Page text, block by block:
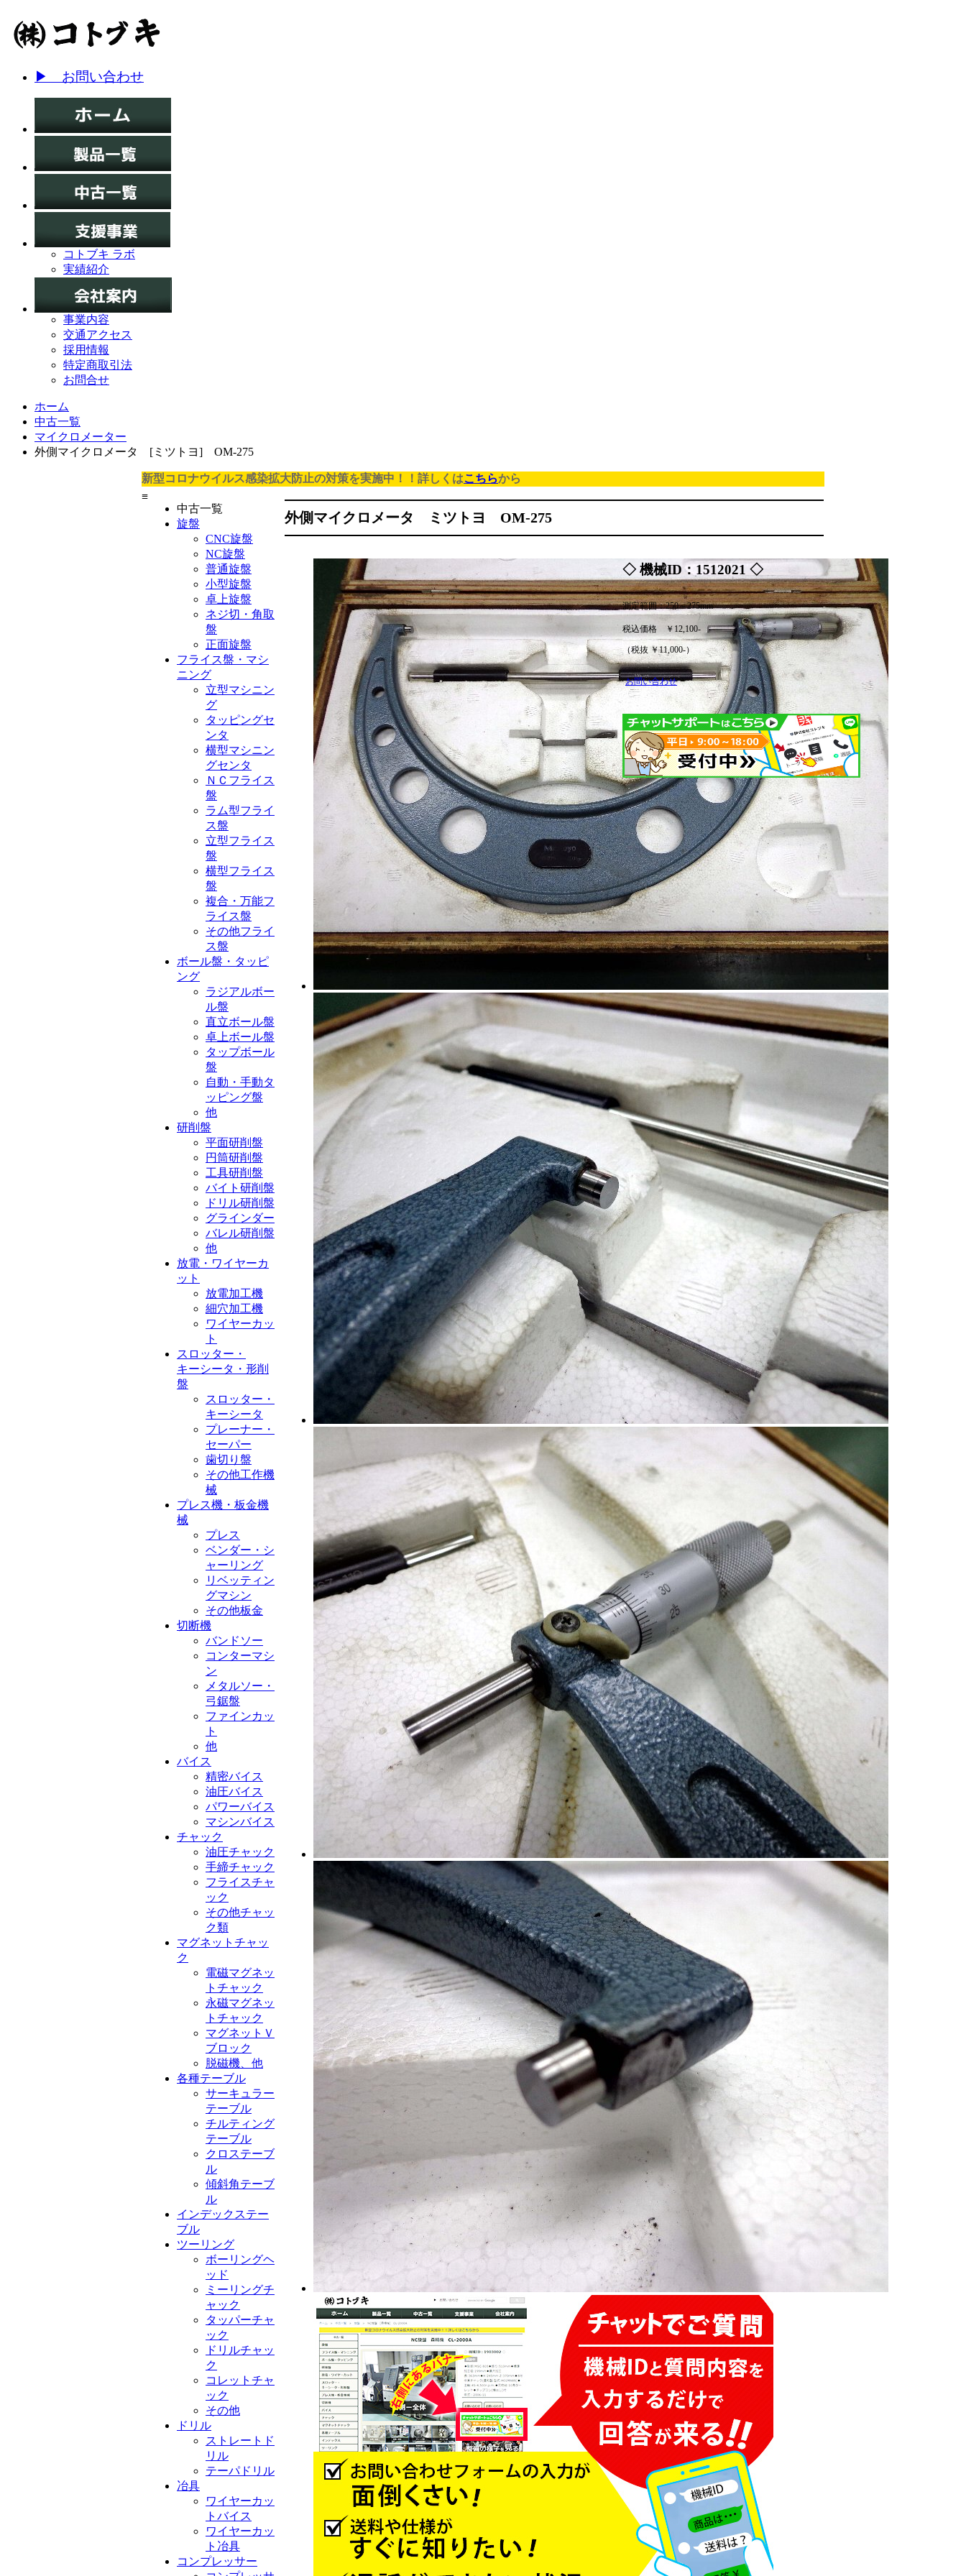
▶ お問い合わせ
コトブキ ラボ
実績紹介
事業内容
交通アクセス
採用情報
特定商取引法
お問合せ
ホーム
中古一覧
マイクロメーター
外側マイクロメータ [ミツトヨ] OM-275
新型コロナウイルス感染拡大防止の対策を実施中！！詳しくはこちらから
≡
中古一覧
旋盤
CNC旋盤
NC旋盤
普通旋盤
小型旋盤
卓上旋盤
ネジ切・角取
盤
正面旋盤
フライス盤・マシ
ニング
立型マシニン
グ
タッピングセ
ンタ
横型マシニン
グセンタ
ＮＣフライス
盤
ラム型フライ
ス盤
立型フライス
盤
横型フライス
盤
複合・万能フ
ライス盤
その他フライ
ス盤
ボール盤・タッピ
ング
ラジアルボー
ル盤
直立ボール盤
卓上ボール盤
タップボール
盤
自動・手動タ
ッピング盤
他
研削盤
平面研削盤
円筒研削盤
工具研削盤
バイト研削盤
ドリル研削盤
グラインダー
バレル研削盤
他
放電・ワイヤーカ
ット
放電加工機
細穴加工機
ワイヤーカッ
ト
スロッター・
キーシータ・形削
盤
スロッター・
キーシータ
プレーナー・
セーパー
歯切り盤
その他工作機
械
プレス機・板金機
械
プレス
ベンダー・シ
ャーリング
リベッティン
グマシン
その他板金
切断機
バンドソー
コンターマシ
ン
メタルソー・
弓鋸盤
ファインカッ
ト
他
バイス
精密バイス
油圧バイス
パワーバイス
マシンバイス
チャック
油圧チャック
手締チャック
フライスチャ
ック
その他チャッ
ク類
マグネットチャッ
ク
電磁マグネッ
トチャック
永磁マグネッ
トチャック
マグネットＶ
ブロック
脱磁機、他
各種テーブル
サーキュラー
テーブル
チルティング
テーブル
クロステーブ
ル
傾斜角テーブ
ル
インデックステー
ブル
ツーリング
ボーリングヘ
ッド
ミーリングチ
ャック
タッパーチャ
ック
ドリルチャッ
ク
コレットチャ
ック
その他
ドリル
ストレートド
リル
テーパドリル
冶具
ワイヤーカッ
トバイス
ワイヤーカッ
ト冶具
コンプレッサー
外側マイクロメータ ミツトヨ OM-275
◇ 機械ID：1512021 ◇
測定範囲：250～275mm
税込価格 ￥12,100-
（税抜 ￥11,000-）
お問い合わせ